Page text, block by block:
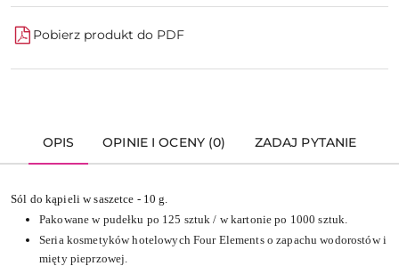
Pobierz produkt do PDF
OPIS OPINIE I OCENY (0) ZADAJ PYTANIE
Sól do kąpieli w saszetce - 10 g.
Pakowane w pudełku po 125 sztuk / w kartonie po 1000 sztuk.
Seria kosmetyków hotelowych Four Elements o zapachu wodorostów i
mięty pieprzowej.